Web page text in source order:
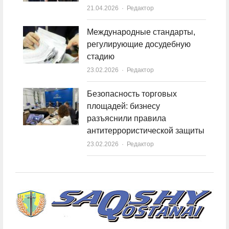
21.04.2026 Author
Редактор
Международные стандарты,
регулирующие досудебную
стадию
23.02.2026 Author
Редактор
Безопасность торговых
площадей: бизнесу
разъяснили правила
антитеррористической защиты
23.02.2026 Author
Редактор